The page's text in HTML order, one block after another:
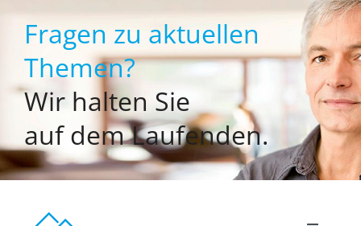
Inhalt
springenFragen zu aktuellen
Themen?
Wir halten Sie
auf dem Laufenden.